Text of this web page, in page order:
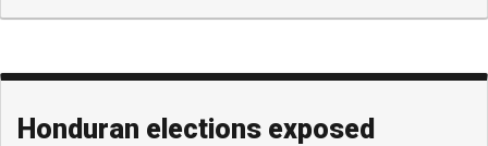
Honduran elections exposed